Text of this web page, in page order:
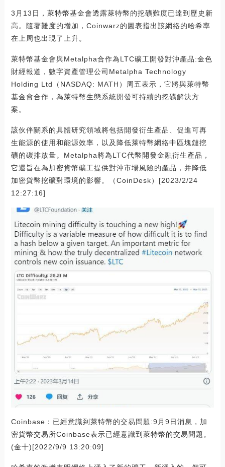
3月13日，萊特幣基金會透露萊特幣的挖礦難度已達到歷史新
高。隨著難度的增加，Coinwarz的圖表指出該網絡的哈希率
在上周也出現了上升。
萊特幣基金會與Metalpha合作為LTC礦工開發對沖產品:金色
財經報道，數字資產管理公司Metalpha Technology
Holding Ltd（NASDAQ: MATH）周五表示，它將與萊特幣
基金會合作，為萊特幣生態系統開發可持續的挖礦解決方
案。
該伙伴關系的具體研究領域將包括開發衍生產品、促進可再
生能源的使用和能源效率，以及降低萊特幣網絡中區塊鏈挖
礦的碳排放量。Metalpha將為LTC代幣開發金融衍生產品，
它還旨在為加密貨幣礦工提供對沖市場風險的產品，并降低
加密貨幣挖礦對環境的影響。（CoinDesk）[2023/2/24
12:27:16]
Coinbase：已經意識到萊特幣的交易問題:9月9日消息，加
密貨幣交易所Coinbase表示已經意識到萊特幣的交易問題。
(金十)[2022/9/9 13:20:09]